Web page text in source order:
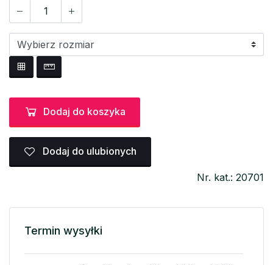
Dodaj do koszyka
Dodaj do ulubionych
Nr. kat.: 20701
Termin wysyłki